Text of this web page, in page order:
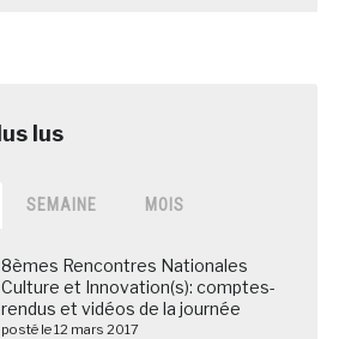
SEMAINE MOIS
8èmes Rencontres Nationales
Culture et Innovation(s): comptes-
rendus et vidéos de la journée
posté le 12 mars 2017